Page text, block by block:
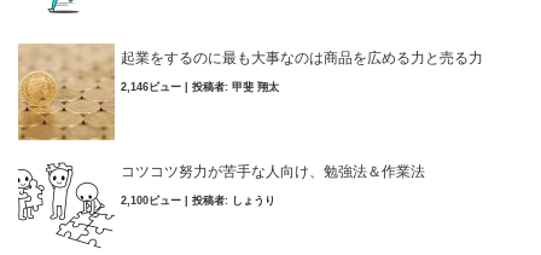
起業をするのに最も大事なのは商品を広める力と売る力
2,146ビュー 投稿者: 甲斐 翔太
コツコツ努力が苦手な人向け、勉強法＆作業法
2,100ビュー 投稿者: しょうり